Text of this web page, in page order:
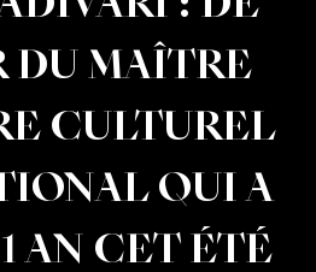
DU MAÎTRE
CULTUREL
QUI A
AN CET ÉTÉ